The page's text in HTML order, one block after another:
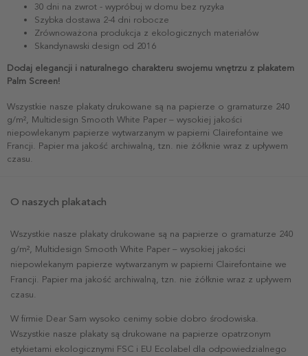
30 dni na zwrot - wypróbuj w domu bez ryzyka
Szybka dostawa 2-4 dni robocze
Zrównoważona produkcja z ekologicznych materiałów
Skandynawski design od 2016
Dodaj elegancji i naturalnego charakteru swojemu wnętrzu z plakatem
Palm Screen!
Wszystkie nasze plakaty drukowane są na papierze o gramaturze 240
g/m², Multidesign Smooth White Paper – wysokiej jakości
niepowlekanym papierze wytwarzanym w papierni Clairefontaine we
Francji. Papier ma jakość archiwalną, tzn. nie żółknie wraz z upływem
czasu.
O naszych plakatach
Wszystkie nasze plakaty drukowane są na papierze o gramaturze 240
g/m², Multidesign Smooth White Paper – wysokiej jakości
niepowlekanym papierze wytwarzanym w papierni Clairefontaine we
Francji. Papier ma jakość archiwalną, tzn. nie żółknie wraz z upływem
czasu.
W firmie Dear Sam wysoko cenimy sobie dobro środowiska.
Wszystkie nasze plakaty są drukowane na papierze opatrzonym
etykietami ekologicznymi FSC i EU Ecolabel dla odpowiedzialnego